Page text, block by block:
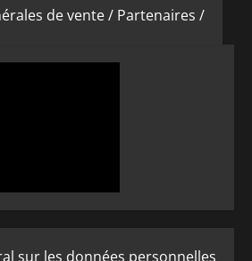
de vente / Partenaires /
sur les données personnelles